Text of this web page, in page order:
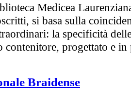
Medicea
si basa sulla
la specificità
contenitore, progettato e in
Braidense